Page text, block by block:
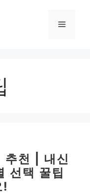
메
추천 | 내신
선택 꿀팁
!